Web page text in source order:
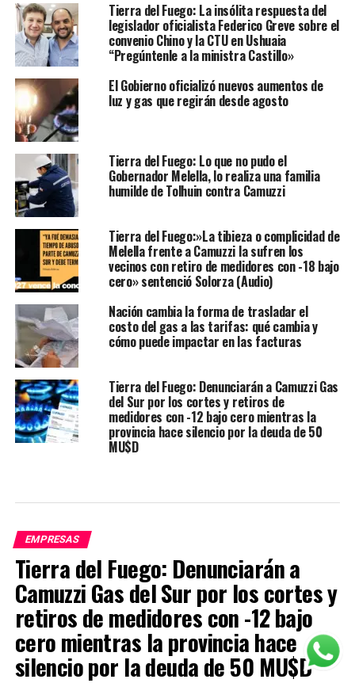
Tierra del Fuego: La insólita respuesta del
legislador oficialista Federico Greve sobre el
convenio Chino y la CTU en Ushuaia
“Pregúntenle a la ministra Castillo»
El Gobierno oficializó nuevos aumentos de
luz y gas que regirán desde agosto
Tierra del Fuego: Lo que no pudo el
Gobernador Melella, lo realiza una familia
humilde de Tolhuin contra Camuzzi
Tierra del Fuego:»La tibieza o complicidad de
Melella frente a Camuzzi la sufren los
vecinos con retiro de medidores con -18 bajo
cero» sentenció Solorza (Audio)
Nación cambia la forma de trasladar el
costo del gas a las tarifas: qué cambia y
cómo puede impactar en las facturas
Tierra del Fuego: Denunciarán a Camuzzi Gas
del Sur por los cortes y retiros de
medidores con -12 bajo cero mientras la
provincia hace silencio por la deuda de 50
MU$D
EMPRESAS
Tierra del Fuego: Denunciarán a
Camuzzi Gas del Sur por los cortes y
retiros de medidores con -12 bajo
cero mientras la provincia hace
silencio por la deuda de 50 MU$D